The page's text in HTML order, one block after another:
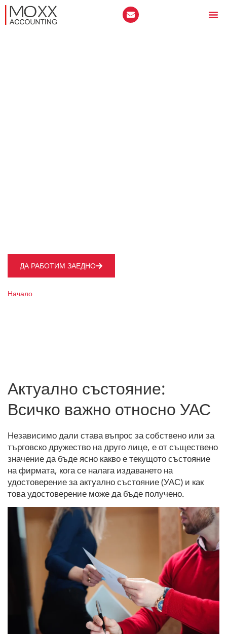
ДА РАБОТИМ ЗАЕДНО
Начало
Актуално състояние:
Всичко важно относно УАС
Независимо дали става въпрос за собствено или за
търговско дружество на друго лице, е от съществено
значение да бъде ясно какво е текущото състояние
на фирмата, кога се налага издаването на
удостоверение за актуално състояние (УАС) и как
това удостоверение може да бъде получено.